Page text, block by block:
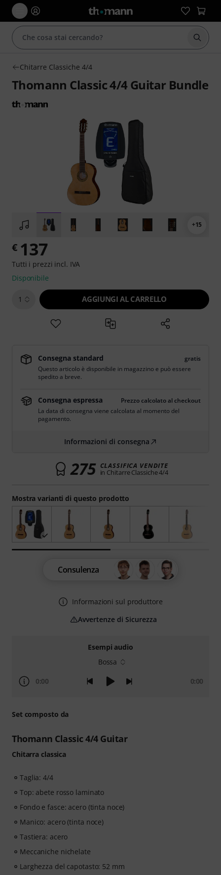
Chitarre Classiche 4/4
Thomann Classic 4/4 Guitar Bundle
+15
Esempi audio
Bossa
0:00 0:00
Set composto da
Thomann Classic 4/4 Guitar
Chitarra classica
Taglia: 4/4
Top: abete rosso laminato
Fondo e fasce: acero (tinta noce)
Manico: acero (tinta noce)
Tastiera: acero
Meccaniche nichelate
Larghezza del capotasto: 52 mm
Mostra varianti di questo prodotto
€ 137
Tutti i prezzi incl. IVA
Disponibile
1 AGGIUNGI AL CARRELLO
Consegna standard
gratis
Questo articolo è disponibile in magazzino e può essere
spedito a breve.
Consegna espressa
Prezzo calcolato al checkout
La data di consegna viene calcolata al momento del
pagamento.
Informazioni di consegna
275 CLASSIFICA VENDITE
in Chitarre Classiche 4/4
Consulenza
Informazioni sul produttore
Avvertenze di Sicurezza